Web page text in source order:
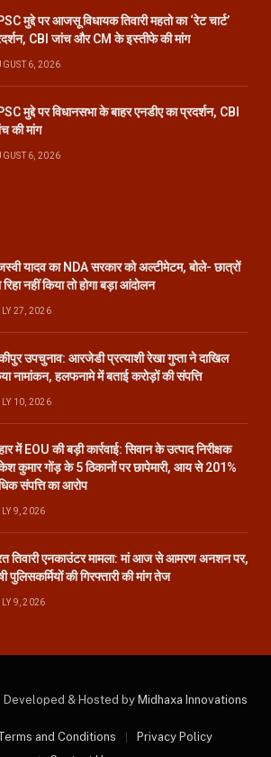
मुद्दे पर आजसू विधायक तिवारी महतो का ‘रेट चार्ट’
CBI जांच और CM के इस्तीफे की मांग
6, 2026
मुद्दे पर विधानसभा के बाहर एनडीए का प्रदर्शन, CBI
की मांग
6, 2026
यादव का NDA सरकार को अल्टीमेटम, बोले- छात्रों
रिहा नहीं किया तो होगा बड़ा आंदोलन
27, 2026
उपचुनाव: आरजेडी प्रत्याशी रेखा गुप्ता ने दाखिल
नामांकन, हलफनामे में बताई करोड़ों की संपत्ति
10, 2026
में EOU की बड़ी कार्रवाई: सिवान के उत्पाद निरीक्षक
कुमार गोंड़ के 5 ठिकानों पर छापेमारी, आय से 201%
संपत्ति का आरोप
9, 2026
तिवारी एनकाउंटर मामला: मां आज से आमरण अनशन पर,
पुलिसकर्मियों की गिरफ्तारी की मांग तेज
9, 2026
& Hosted by Midhaxa Innovations
and Conditions
Privacy Policy